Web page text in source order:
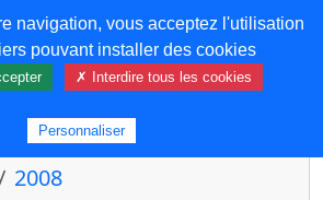
2008
navigation, vous acceptez l'utilisation
pouvant installer des cookies
✗ Interdire tous les cookies
Personnaliser